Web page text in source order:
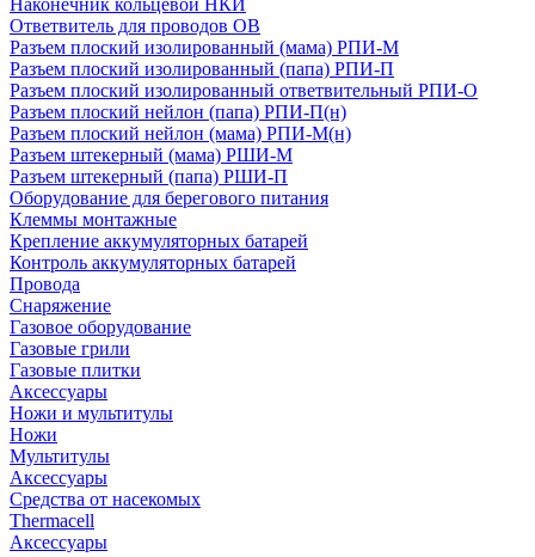
Наконечник кольцевой НКИ
Ответвитель для проводов ОВ
Разъем плоский изолированный (мама) РПИ-М
Разъем плоский изолированный (папа) РПИ-П
Разъем плоский изолированный ответвительный РПИ-О
Разъем плоский нейлон (папа) РПИ-П(н)
Разъем плоский нейлон (мама) РПИ-М(н)
Разъем штекерный (мама) РШИ-М
Разъем штекерный (папа) РШИ-П
Оборудование для берегового питания
Клеммы монтажные
Крепление аккумуляторных батарей
Контроль аккумуляторных батарей
Провода
Снаряжение
Газовое оборудование
Газовые грили
Газовые плитки
Аксессуары
Ножи и мультитулы
Ножи
Мультитулы
Аксессуары
Средства от насекомых
Thermacell
Аксессуары